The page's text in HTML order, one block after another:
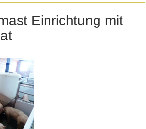
Einrichtung mit